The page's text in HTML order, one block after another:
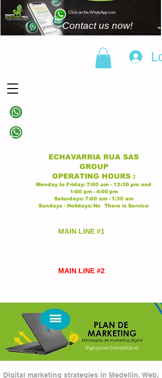
Click on the WhatsApp icon
Contact us now!
ECHAVARRIA RUA SAS
GROUP
OPERATING HOURS :
Monday to Friday: 7:00 am - 12:30 pm and
1:00 pm - 4:00 pm
Saturdays: 7:00 am - 1:30 am
Sundays - Holidays:No There is Service
MAIN LINE #1
MAIN LINE #2
Digital marketing strategies in Medellin. Web,